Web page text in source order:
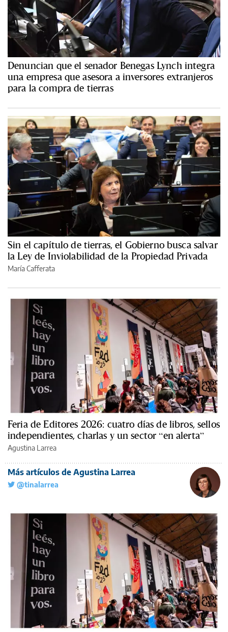
Denuncian que el senador Benegas Lynch integra
una empresa que asesora a inversores extranjeros
para la compra de tierras
Sin el capítulo de tierras, el Gobierno busca salvar
la Ley de Inviolabilidad de la Propiedad Privada
María Cafferata
Feria de Editores 2026: cuatro días de libros, sellos
independientes, charlas y un sector “en alerta”
Agustina Larrea
Más artículos de Agustina Larrea
@tinalarrea